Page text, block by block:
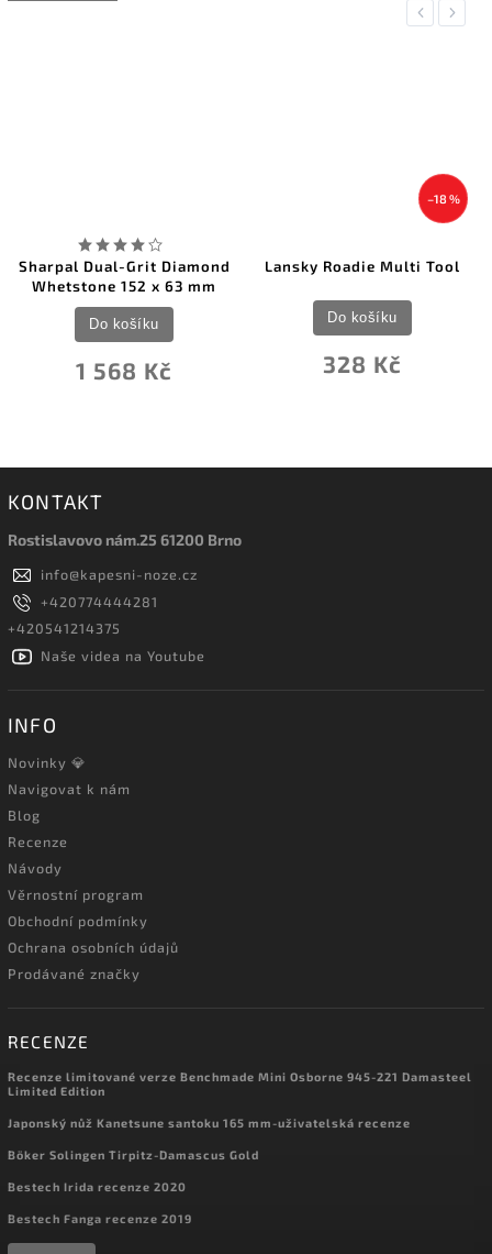
Previous
Sharpal Dual-Grit Diamond
Whetstone 152 x 63 mm
1 568 Kč
Do košíku
–18 %
Lansky Roadie Multi Tool
328 Kč
Do košíku
Next
KONTAKT
Rostislavovo nám.25 61200 Brno
info@kapesni-noze.cz
+420774444281
+420541214375
Naše videa na Youtube
INFO
Novinky 💎
Navigovat k nám
Blog
Recenze
Návody
Věrnostní program
Obchodní podmínky
Ochrana osobních údajů
Prodávané značky
RECENZE
Recenze limitované verze Benchmade Mini Osborne 945-221 Damasteel
Limited Edition
Japonský nůž Kanetsune santoku 165 mm-uživatelská recenze
Böker Solingen Tirpitz-Damascus Gold
Bestech Irida recenze 2020
Bestech Fanga recenze 2019